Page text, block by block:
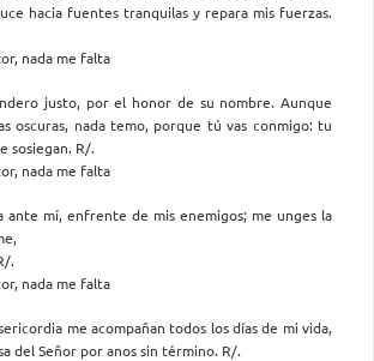
hacia fuentes tranquilas y repara mis fuerzas.
nada me falta
justo, por el honor de su nombre. Aunque
oscuras, nada temo, porque tú vas conmigo: tu
sosiegan. R/.
nada me falta
ante mí, enfrente de mis enemigos; me unges la
.
nada me falta
me acompañan todos los días de mi vida,
del Señor por anos sin término. R/.